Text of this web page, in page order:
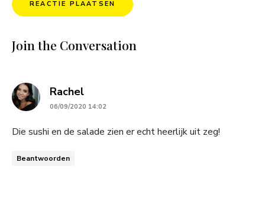
Join the Conversation
Rachelsays:
06/09/2020 14:02
Die sushi en de salade zien er echt heerlijk uit zeg!
Beantwoorden